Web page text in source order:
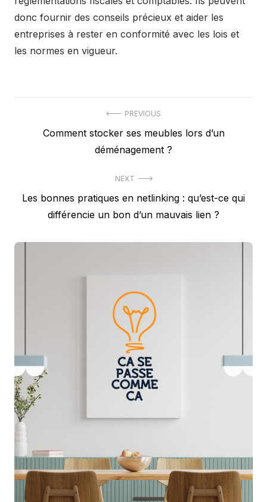
donc fournir des conseils précieux et aider les
entreprises à rester en conformité avec les lois et
les normes en vigueur.
PREVIOUS
PreviousComment stocker ses meubles lors d’un
déménagement ?
NEXT
Next
Les bonnes pratiques en netlinking : qu’est-ce qui
différencie un bon d’un mauvais lien ?